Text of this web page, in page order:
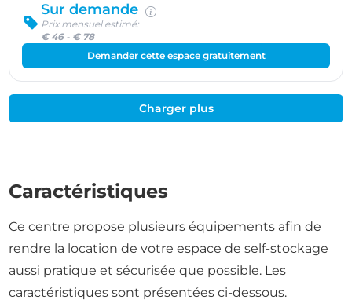
Sur demande
Prix mensuel estimé:
€ 46- € 78
Demander cette espace gratuitement
Charger plus
Caractéristiques
Ce centre propose plusieurs équipements afin de
rendre la location de votre espace de self-stockage
aussi pratique et sécurisée que possible. Les
caractéristiques sont présentées ci-dessous.